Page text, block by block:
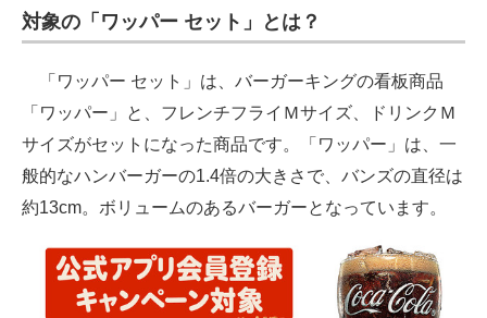
対象の「ワッパー セット」とは？
「ワッパー セット」は、バーガーキングの看板商品
「ワッパー」と、フレンチフライＭサイズ、ドリンクＭ
サイズがセットになった商品です。「ワッパー」は、一
般的なハンバーガーの1.4倍の大きさで、バンズの直径は
約13cm。ボリュームのあるバーガーとなっています。